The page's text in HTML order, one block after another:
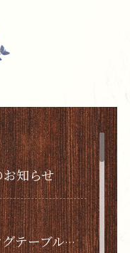
知らせ
ウォールナット ダイニングテーブルセット